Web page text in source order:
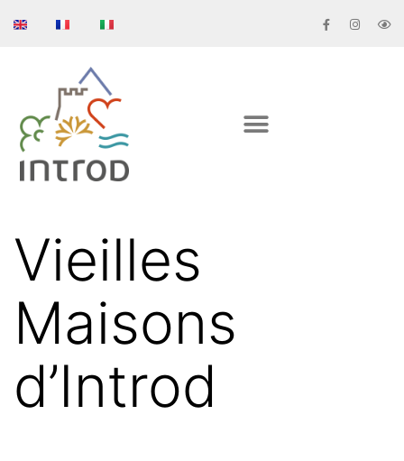
Vieilles
Maisons
d’Introd